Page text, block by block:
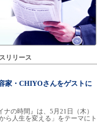
リリース
家・CHIYOさんをゲストに
の時間』は、5月21日（木）
ら人生を変える」をテーマにト